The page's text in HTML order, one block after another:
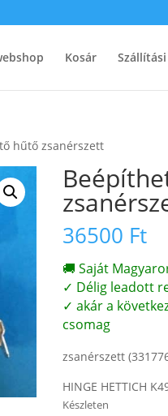
Kosár
hűtő zsanérszett
36500 Ft
🚚 Saját
✓ Délig leadott
✓ akár a
csomag
zsanérszett
HINGE HETTICH
Készleten